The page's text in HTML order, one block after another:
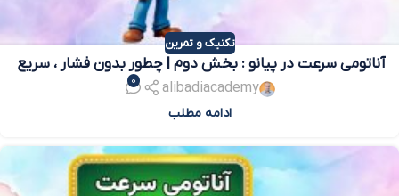
تکنیک و تمرین
آناتومی سرعت در پیانو : بخش دوم | چطور بدون فشار ، سریع
alibadiacademy
0
ادامه مطلب